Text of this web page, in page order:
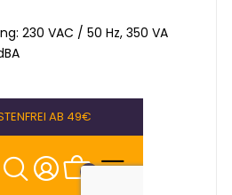
230 VAC / 50 Hz, 350 VA